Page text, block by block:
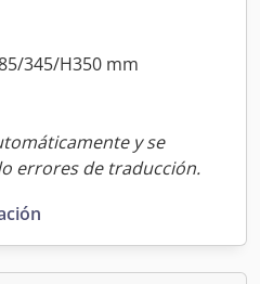
345/H350 mm
y se
errores de traducción.